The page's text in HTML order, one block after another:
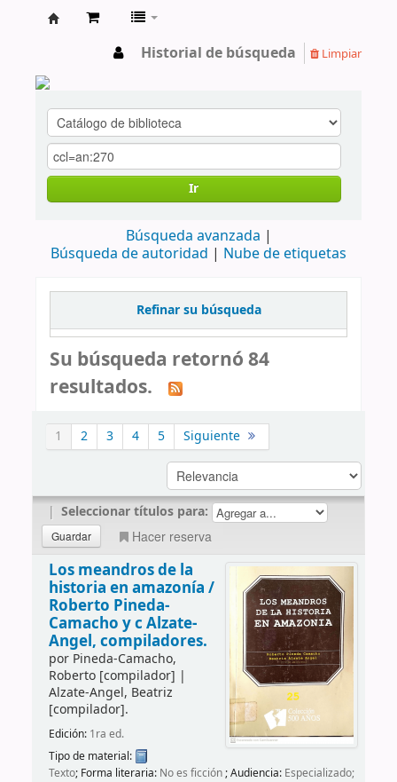
Historial de búsqueda Limpiar
Ir
Búsqueda avanzada
Búsqueda de autoridad
Nube de etiquetas
Refinar su búsqueda
Su búsqueda retornó 84
resultados.
1 2 3 4 5 Siguiente
| Seleccionar títulos para:
Hacer reserva
Los meandros de la
historia en amazonía /
Roberto Pineda-
Camacho y c Alzate-
Angel, compiladores.
por Pineda-Camacho,
Roberto[compilador] |
Alzate-Angel, Beatriz
[compilador].
Edición: 1ra ed.
Tipo de material:
Texto; Forma literaria: No es ficción; Audiencia: Especializado;